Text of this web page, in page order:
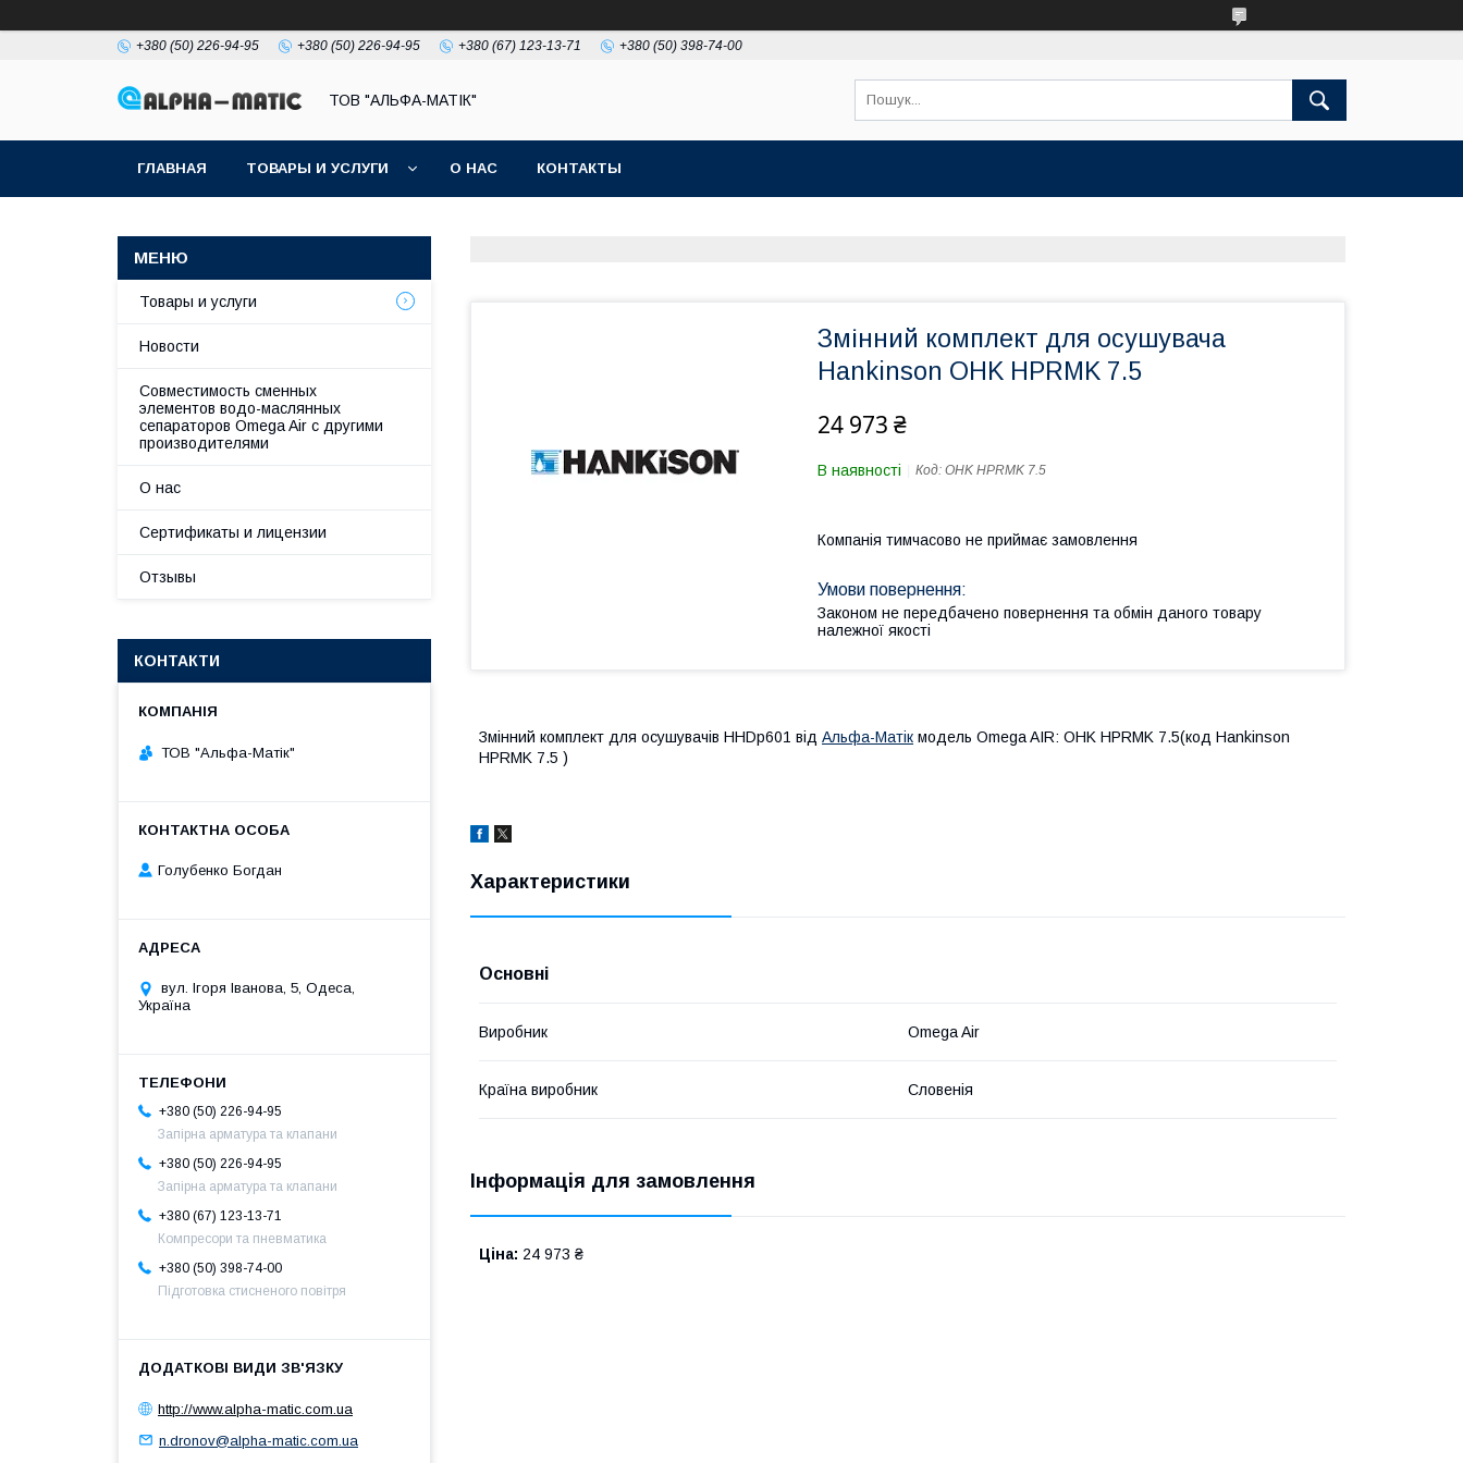
+380 (50) 226-94-95 +380 (50) 226-94-95 +380 (67) 123-13-71 +380 (50) 398-74-00
ТОВ "АЛЬФА-МАТІК"
ГЛАВНАЯ ТОВАРЫ И УСЛУГИ О НАС КОНТАКТЫ
Змінний комплект для осушувача
Hankinson OHK HPRMK 7.5
24 973 ₴
В наявності Код: OHK HPRMK 7.5
Компанія тимчасово не приймає замовлення
Законом не передбачено повернення та обмін даного товару
належної якості
Змінний комплект для осушувачів HHDp601 від Альфа-Матік модель Omega AIR: OHK HPRMK 7.5(код Hankinson
HPRMK 7.5 )
Характеристики
Основні
Виробник Omega Air
Країна виробник Словенія
Інформація для замовлення
Ціна: 24 973 ₴
Товары и услуги
Новости
Совместимость сменных
элементов водо-маслянных
сепараторов Omega Air с другими
производителями
О нас
Сертификаты и лицензии
Отзывы
КОНТАКТИ
ТОВ "Альфа-Матік"
Голубенко Богдан
вул. Ігоря Іванова, 5, Одеса,
Україна
+380 (50) 226-94-95
Запірна арматура та клапани
+380 (50) 226-94-95
Запірна арматура та клапани
+380 (67) 123-13-71
Компресори та пневматика
+380 (50) 398-74-00
Підготовка стисненого повітря
http://www.alpha-matic.com.ua
n.dronov@alpha-matic.com.ua